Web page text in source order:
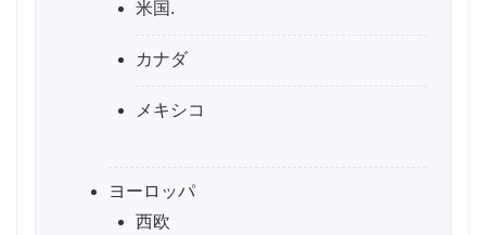
米国.
カナダ
メキシコ
ヨーロッパ
西欧